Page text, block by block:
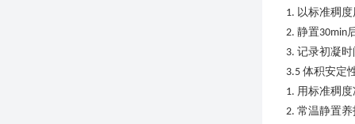
1. 以标准稠
2. 静置30min
3. 记录初凝
3.5 体积安定
1. 用标准稠
2. 常温静置养